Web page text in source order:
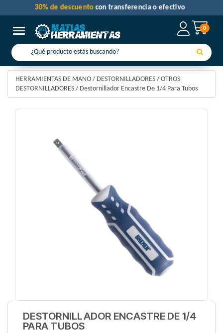
0
Toggle navigation
30% de descuentocon transferencia o efectivo
HERRAMIENTAS DE MANO / DESTORNILLADORES / OTROS
DESTORNILLADORES / Destornillador Encastre De 1/4 Para Tubos
DESTORNILLADOR ENCASTRE DE 1/4
PARA TUBOS